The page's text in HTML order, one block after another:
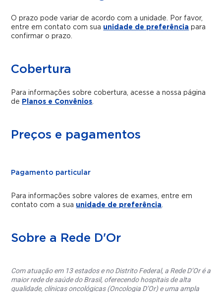
O prazo pode variar de acordo com a unidade. Por favor,
entre em contato com sua unidade de preferência para
confirmar o prazo.
Cobertura
Para informações sobre cobertura, acesse a nossa página
de Planos e Convênios.
Preços e pagamentos
Pagamento particular
Para informações sobre valores de exames, entre em
contato com a sua unidade de preferência.
Sobre a Rede D'Or
Com atuação em 13 estados e no Distrito Federal, a Rede D’Or é a
maior rede de saúde do Brasil, oferecendo hospitais de alta
qualidade, clínicas oncológicas (Oncologia D’Or) e uma ampla